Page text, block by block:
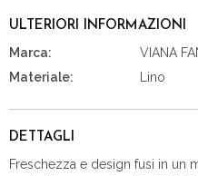
ULTERIORI INFORMAZIONI
Marca:
VIANA
Materiale:
Lino
DETTAGLI
Freschezza e design fusi in un